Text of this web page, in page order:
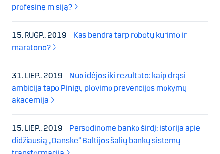
profesinę misiją?
15. RUGP.. 2019
Kas bendra tarp robotų kūrimo ir
maratono?
31. LIEP.. 2019
Nuo idėjos iki rezultato: kaip drąsi
ambicija tapo Pinigų plovimo prevencijos mokymų
akademija
15. LIEP.. 2019
Persodinome banko širdį: istorija apie
didžiausią „Danske“ Baltijos šalių bankų sistemų